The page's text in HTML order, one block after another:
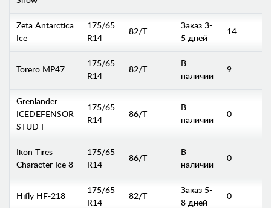
Zeta Antarctica
Ice
175/65
R14
82/T
Заказ 3-
5 дней
14
Torero MP47
175/65
R14
82/T
В
наличии
9
Grenlander
ICEDEFENSOR
STUD I
175/65
R14
86/T
В
наличии
0
Ikon Tires
Character Ice 8
175/65
R14
86/T
В
наличии
0
Hifly HF-218
175/65
R14
82/T
Заказ 5-
8 дней
0